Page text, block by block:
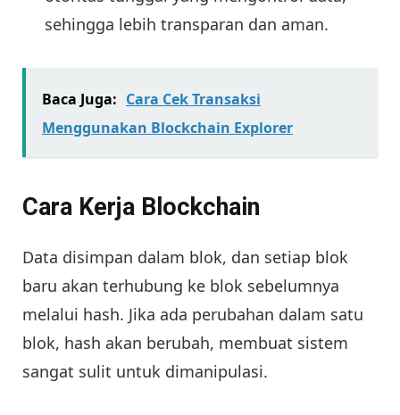
sehingga lebih transparan dan aman.
Baca Juga: Cara Cek Transaksi
Menggunakan Blockchain Explorer
Cara Kerja Blockchain
Data disimpan dalam blok, dan setiap blok
baru akan terhubung ke blok sebelumnya
melalui hash. Jika ada perubahan dalam satu
blok, hash akan berubah, membuat sistem
sangat sulit untuk dimanipulasi.